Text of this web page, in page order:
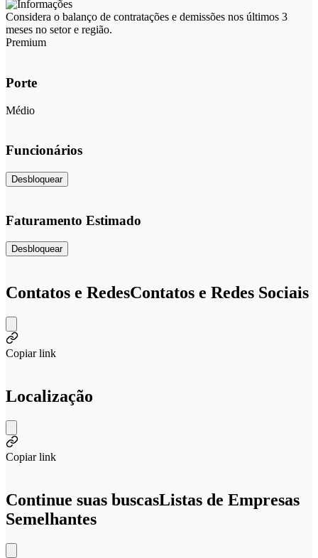
Considera o balanço de contratações e demissões nos últimos 3
meses no setor e região.
Premium
Porte
Médio
Funcionários
Desbloquear
Faturamento Estimado
Desbloquear
Contatos e RedesContatos e Redes Sociais
Copiar link
Localização
Copiar link
Continue suas buscasListas de Empresas
Semelhantes